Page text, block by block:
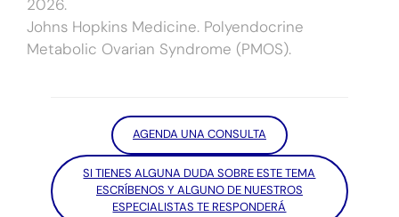
2026.
Johns Hopkins Medicine. Polyendocrine
Metabolic Ovarian Syndrome (PMOS).
AGENDA UNA CONSULTA
SI TIENES ALGUNA DUDA SOBRE ESTE TEMA
ESCRÍBENOS Y ALGUNO DE NUESTROS
ESPECIALISTAS TE RESPONDERÁ